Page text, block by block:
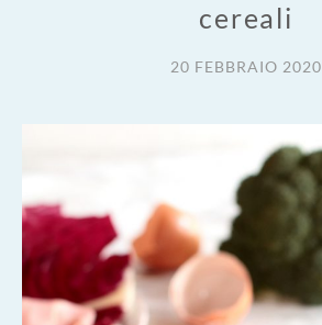
cereali
20 FEBBRAIO 2020